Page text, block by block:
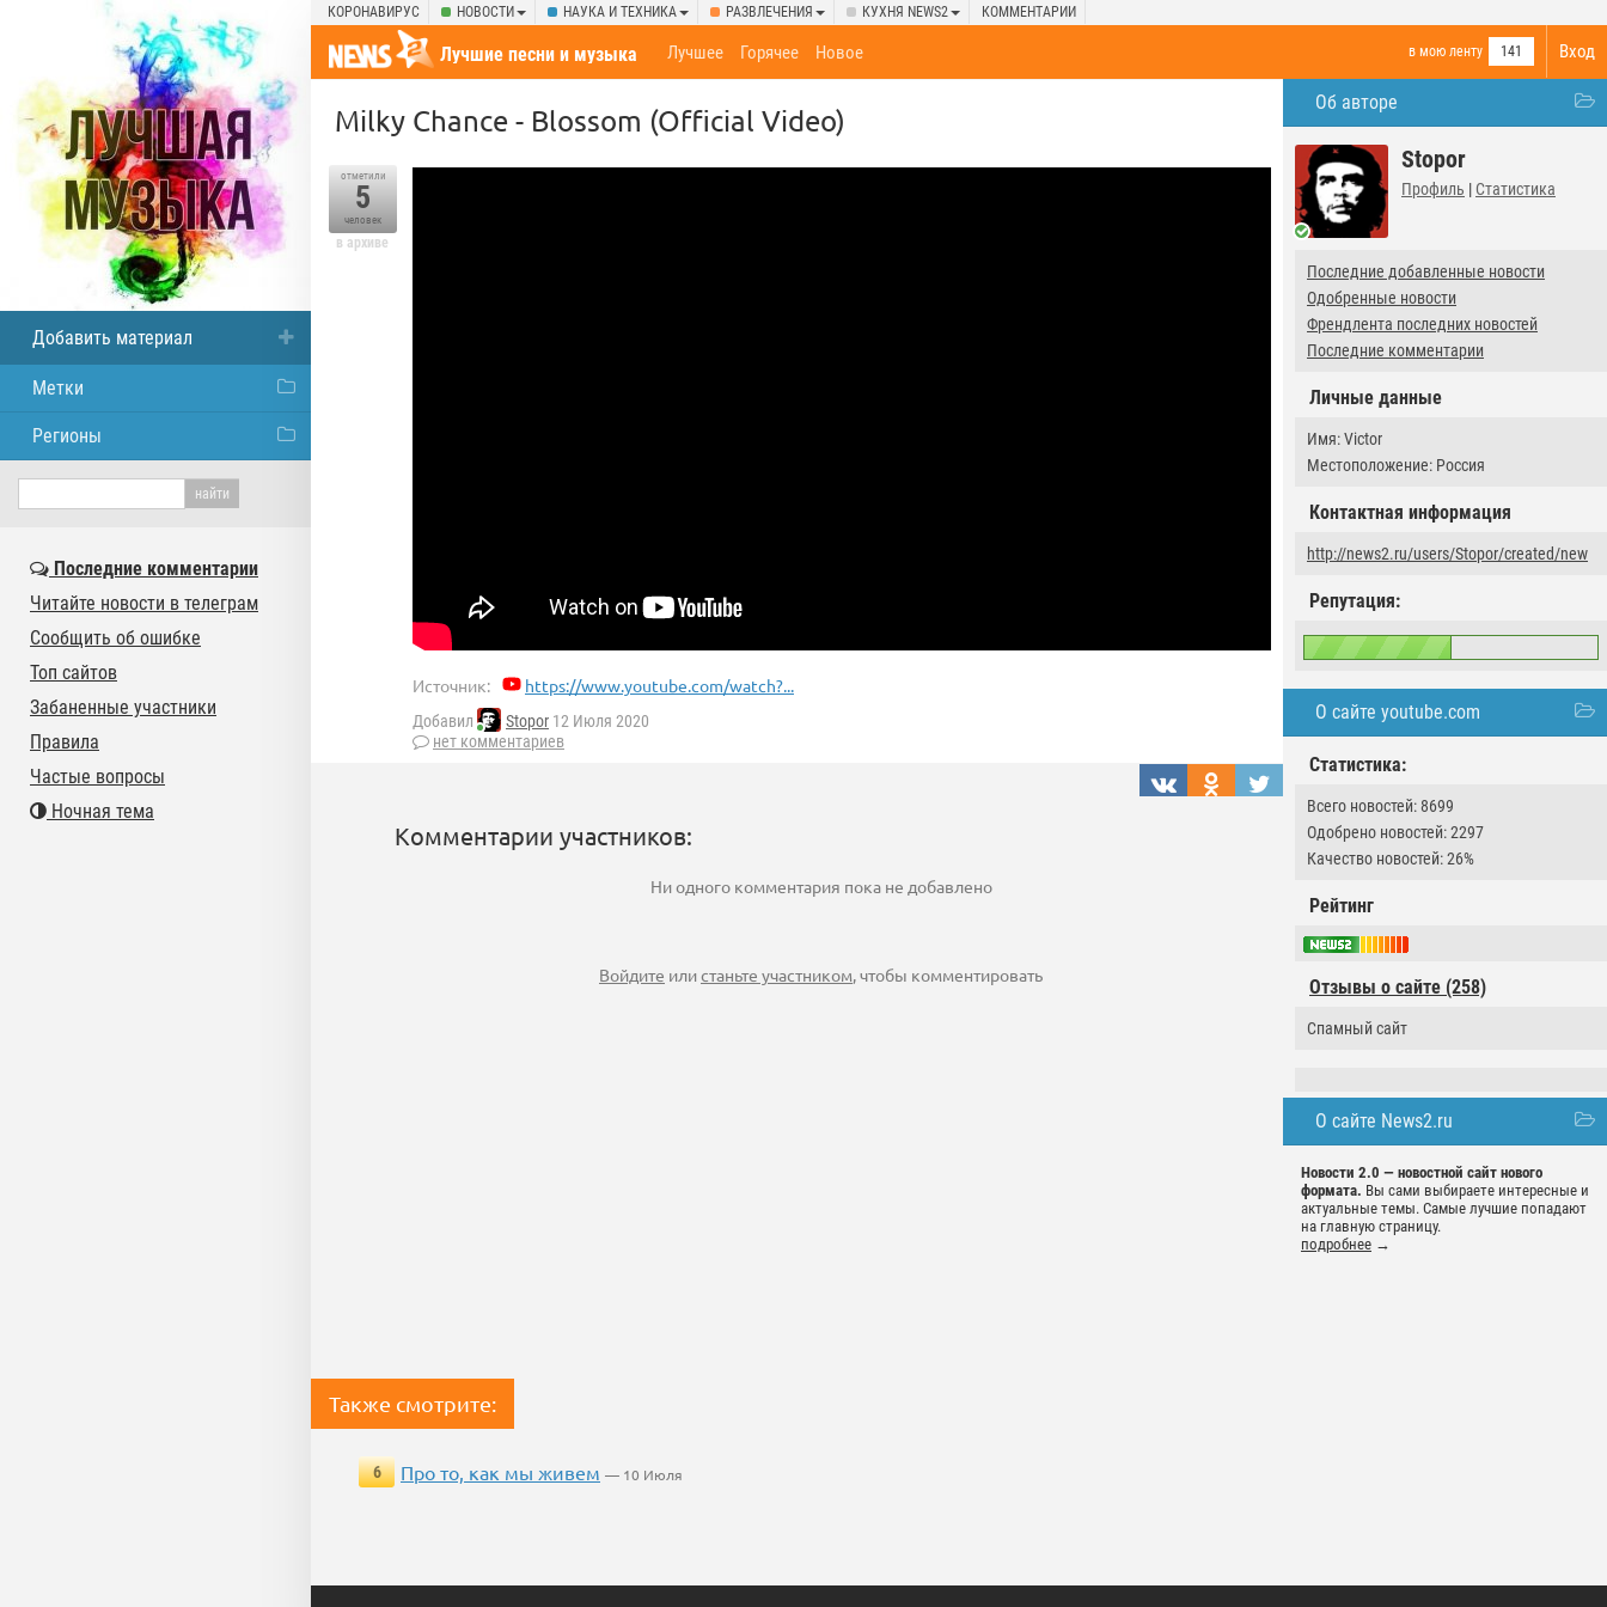
КОРОНАВИРУС НОВОСТИ НАУКА И ТЕХНИКА РАЗВЛЕЧЕНИЯ КУХНЯ NEWS2 КОММЕНТАРИИ
Вход
Лучшие песни и музыка в мою ленту 141
Лучшее Горячее Новое
Об авторе
Stopor
Профиль | Статистика
Последние добавленные новости
Одобренные новости
Френдлента последних новостей
Последние комментарии
Личные данные
Имя: Victor
Местоположение: Россия
Контактная информация
http://news2.ru/users/Stopor/created/new
Репутация:
О сайте youtube.com
Статистика:
Всего новостей: 8699
Одобрено новостей: 2297
Качество новостей: 26%
Рейтинг
Отзывы о сайте (258)
Спамный сайт
О сайте News2.ru
Новости 2.0 — новостной сайт нового
формата. Вы сами выбираете интересные и
актуальные темы. Самые лучшие попадают
на главную страницу.
подробнее →
Milky Chance - Blossom (Official Video)
отметили
5
человек
в архиве
Источник: https://www.youtube.com/watch?...
Добавил Stopor 12 Июля 2020
нет комментариев
Комментарии участников:
Ни одного комментария пока не добавлено
Войдите илистаньте участником, чтобы комментировать
Также смотрите:
6 Про то, как мы живем — 10 Июля
Добавить материал
Метки
Регионы
Последние комментарии
Читайте новости в телеграм
Сообщить об ошибке
Топ сайтов
Забаненные участники
Правила
Частые вопросы
Ночная тема